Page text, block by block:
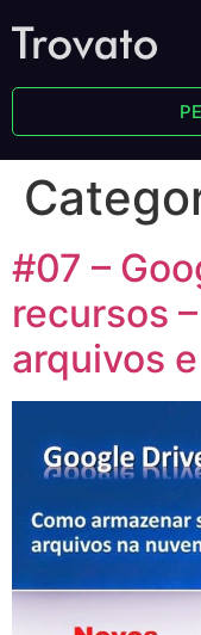
#07 –
recursos
arquivos